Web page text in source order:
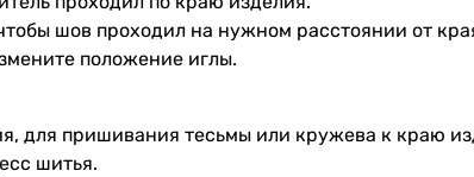
шов проходил на нужном расстоянии от
положение иглы.
для пpишивания тесьмы или кружева к краю
шитья.